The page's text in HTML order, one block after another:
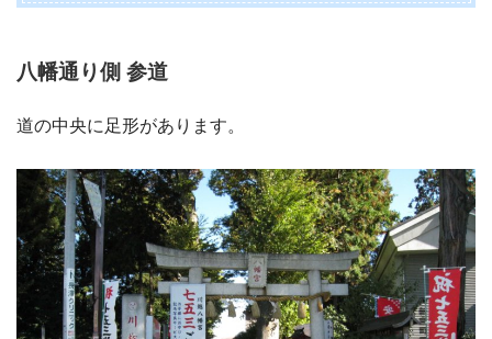
八幡通り側 参道
道の中央に足形があります。